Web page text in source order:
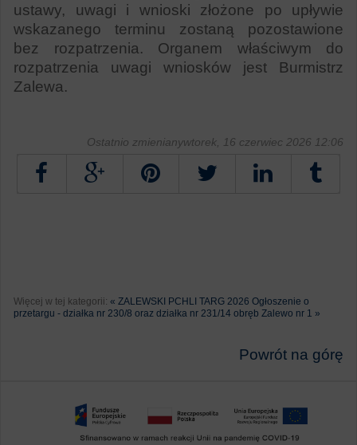
ustawy, uwagi i wnioski złożone po upływie
wskazanego terminu zostaną pozostawione
bez rozpatrzenia. Organem właściwym do
rozpatrzenia uwagi wniosków jest Burmistrz
Zalewa.
Ostatnio zmienianywtorek, 16 czerwiec 2026 12:06
Więcej w tej kategorii: « ZALEWSKI PCHLI TARG 2026 Ogłoszenie o
przetargu - działka nr 230/8 oraz działka nr 231/14 obręb Zalewo nr 1 »
Powrót na górę